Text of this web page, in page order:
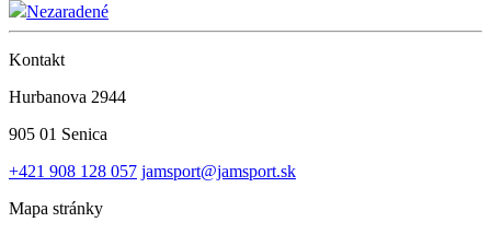
Nezaradené
Kontakt
Hurbanova 2944
905 01 Senica
+421 908 128 057 jamsport@jamsport.sk
Mapa stránky